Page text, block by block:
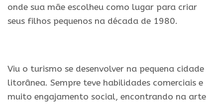
onde sua mãe escolheu como lugar para criar
seus filhos pequenos na década de 1980.
Viu o turismo se desenvolver na pequena cidade
litorânea. Sempre teve habilidades comerciais e
muito engajamento social, encontrando na arte